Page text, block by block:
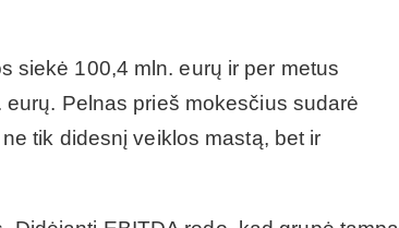
siekė 100,4 mln. eurų ir per metus
Pelnas prieš mokesčius sudarė
tik didesnį veiklos mastą, bet ir